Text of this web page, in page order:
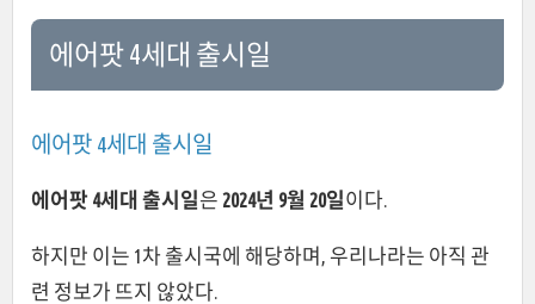
에어팟 4세대 출시일
에어팟 4세대 출시일
에어팟 4세대 출시일은 2024년 9월 20일이다.
하지만 이는 1차 출시국에 해당하며, 우리나라는 아직 관
련 정보가 뜨지 않았다.